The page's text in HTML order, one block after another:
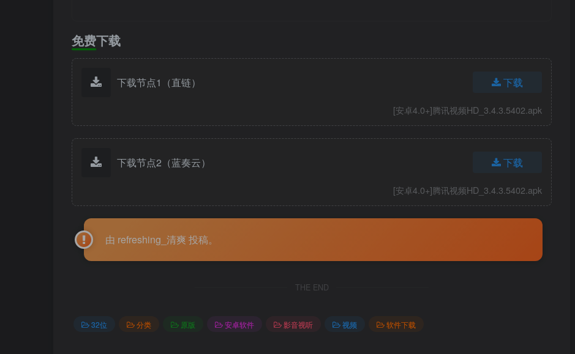
免费下载
下载节点1（直链） 下载
[安卓4.0+]腾讯视频HD_3.4.3.5402.apk
下载节点2（蓝奏云） 下载
[安卓4.0+]腾讯视频HD_3.4.3.5402.apk
由 refreshing_清爽 投稿。
THE END
32位 分类 原版 安卓软件 影音视听 视频 软件下载